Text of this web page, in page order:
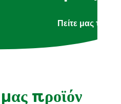
Πείτε μας τι
προϊόν